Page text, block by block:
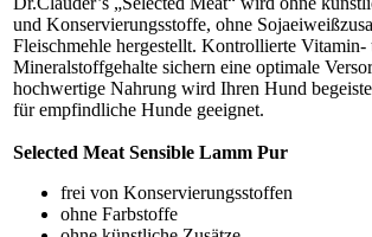
und Konservierungsstoffe, ohne
Fleischmehle hergestellt. Kontrollierte Vitamin-
Mineralstoffgehalte sichern eine optimale
hochwertige Nahrung wird Ihren Hund
für empfindliche Hunde geeignet.
Selected Meat Sensible Lamm Pur
frei von Konservierungsstoffen
ohne Farbstoffe